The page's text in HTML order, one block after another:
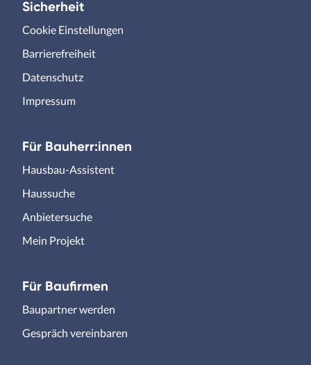
Sicherheit
Cookie Einstellungen
Barrierefreiheit
Datenschutz
Impressum
Für Bauherr:innen
Hausbau-Assistent
Haussuche
Anbietersuche
Mein Projekt
Für Baufirmen
Baupartner werden
Gespräch vereinbaren